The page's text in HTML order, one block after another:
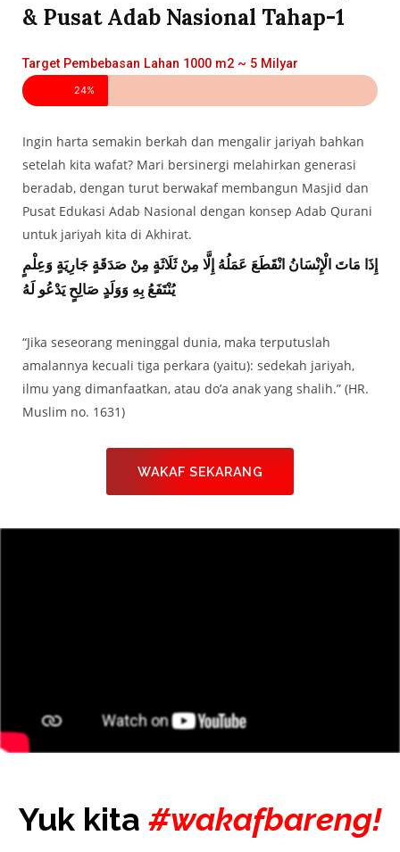
& Pusat Adab Nasional Tahap-1
Target Pembebasan Lahan 1000 m2 ~ 5 Milyar
24%
Ingin harta semakin berkah dan mengalir jariyah bahkan
setelah kita wafat? Mari bersinergi melahirkan generasi
beradab, dengan turut berwakaf membangun Masjid dan
Pusat Edukasi Adab Nasional dengan konsep Adab Qurani
untuk jariyah kita di Akhirat.
إِذَا مَاتَ الْإِنْسَانُ انْقَطَعَ عَمَلُهُ إِلَّا مِنْ ثَلَاثَةٍ مِنْ صَدَقَةٍ جَارِيَةٍ وَعِلْمٍ
يُنْتَفَعُ بِهِ وَوَلَدٍ صَالِحٍ يَدْعُو لَهُ
“Jika seseorang meninggal dunia, maka terputuslah
amalannya kecuali tiga perkara (yaitu): sedekah jariyah,
ilmu yang dimanfaatkan, atau do’a anak yang shalih.” (HR.
Muslim no. 1631)
WAKAF SEKARANG
Yuk kita #wakafbareng!